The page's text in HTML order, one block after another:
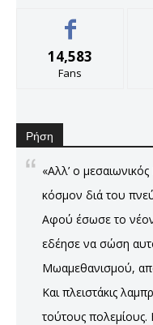
14,583
Fans
Ρήση
«Αλλ’ ο
κόσμον διά του
Αφού έσωσε το
εδέησε να σώση
Μωαμεθανισμού,
Και πλειστάκις
τούτους